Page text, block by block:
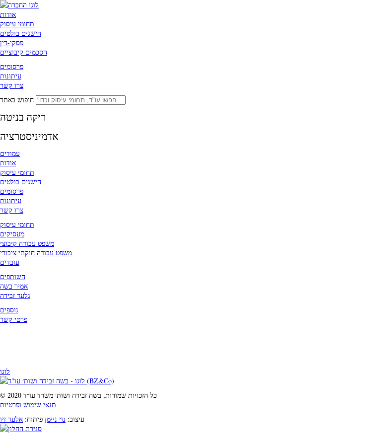
אודות
תחומי עיסוק
הישגים בולטים
פסקי-דין
הסכמים קיבוציים
פרסומים
עיתונות
צרו קשר
חיפוש באתר
ריקה בניטה
אדמיניסטרציה
עמודים
אודות
תחומי עיסוק
הישגים בולטים
פרסומים
עיתונות
צרו קשר
תחומי עיסוק
מעסיקים
משפט עבודה קיבוצי
משפט עבודה חוקתי ציבורי
עובדים
השותפים
אמיר בשה
גלעד זבידה
נוספים
פרטי קשר
לוגו
© 2020 כל הזכויות שמורות, בשה זבידה ושות׳ משרד עו״ד
תנאי שימוש ופרטיות
עיצוב: נוי ניימן פיתוח: אלעד זיו